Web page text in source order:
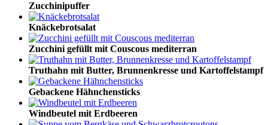
Zucchinipuffer
Knäckebrotsalat
Zucchini gefüllt mit Couscous mediterran
Truthahn mit Butter, Brunnenkresse und Kartoffelstampf
Gebackene Hähnchensticks
Windbeutel mit Erdbeeren